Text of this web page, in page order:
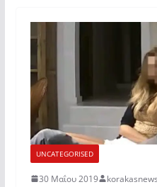
UNCATEGORISED
30 Μαΐου 2019 korakasnews